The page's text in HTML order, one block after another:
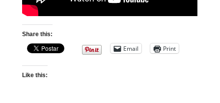
Share this:
Email Print
Like this: